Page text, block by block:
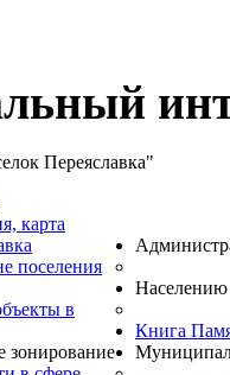
Переяславка"
карта
поселения
в
зонирование
Населению
Книга